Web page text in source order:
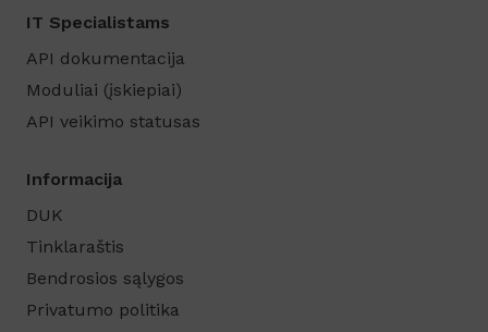
IT Specialistams
API dokumentacija
Moduliai (įskiepiai)
API veikimo statusas
Informacija
DUK
Tinklaraštis
Bendrosios sąlygos
Privatumo politika